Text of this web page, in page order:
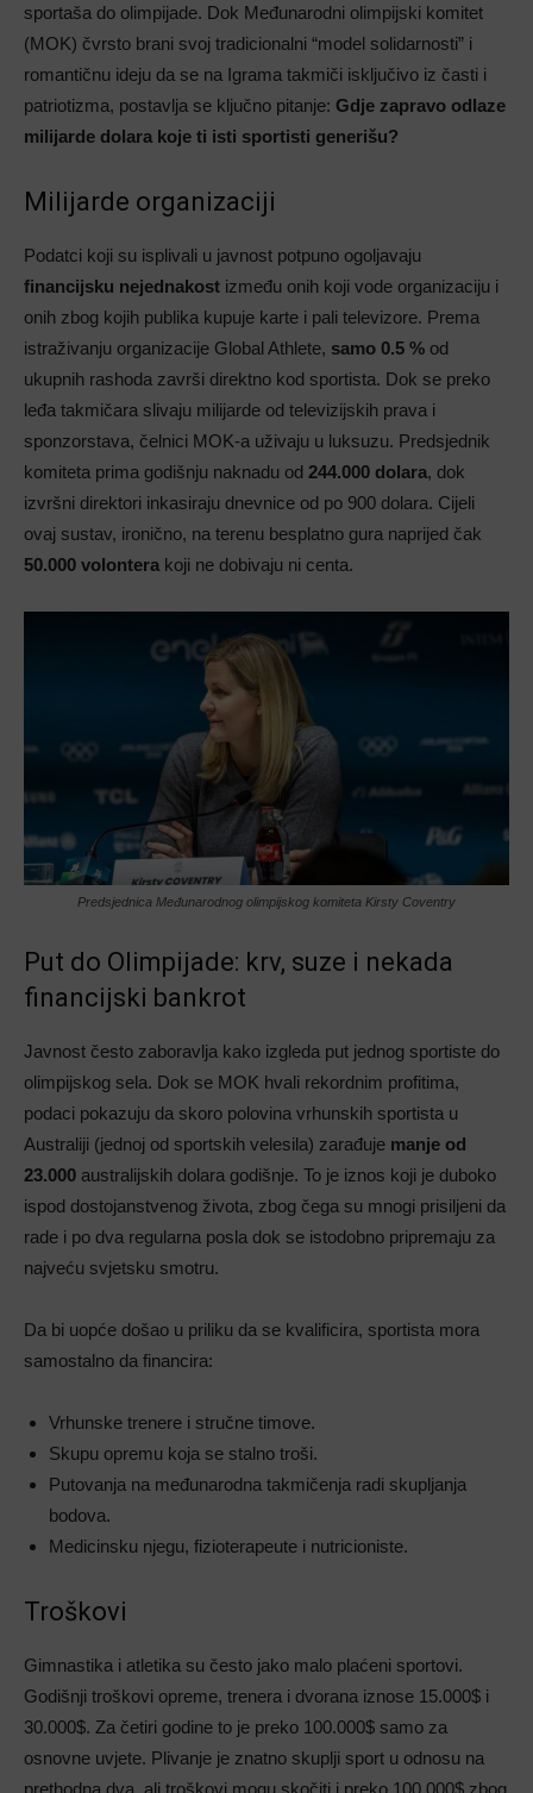
sportaša do olimpijade. Dok Međunarodni olimpijski komitet
(MOK) čvrsto brani svoj tradicionalni “model solidarnosti” i
romantičnu ideju da se na Igrama takmiči isključivo iz časti i
patriotizma, postavlja se ključno pitanje: Gdje zapravo odlaze
milijarde dolara koje ti isti sportisti generišu?
Milijarde organizaciji
Podatci koji su isplivali u javnost potpuno ogoljavaju
financijsku nejednakost između onih koji vode organizaciju i
onih zbog kojih publika kupuje karte i pali televizore. Prema
istraživanju organizacije Global Athlete, samo 0.5 % od
ukupnih rashoda završi direktno kod sportista. Dok se preko
leđa takmičara slivaju milijarde od televizijskih prava i
sponzorstava, čelnici MOK-a uživaju u luksuzu. Predsjednik
komiteta prima godišnju naknadu od 244.000 dolara, dok
izvršni direktori inkasiraju dnevnice od po 900 dolara. Cijeli
ovaj sustav, ironično, na terenu besplatno gura naprijed čak
50.000 volontera koji ne dobivaju ni centa.
Predsjednica Međunarodnog olimpijskog komiteta Kirsty Coventry
Put do Olimpijade: krv, suze i nekada
financijski bankrot
Javnost često zaboravlja kako izgleda put jednog sportiste do
olimpijskog sela. Dok se MOK hvali rekordnim profitima,
podaci pokazuju da skoro polovina vrhunskih sportista u
Australiji (jednoj od sportskih velesila) zarađuje manje od
23.000 australijskih dolara godišnje. To je iznos koji je duboko
ispod dostojanstvenog života, zbog čega su mnogi prisiljeni da
rade i po dva regularna posla dok se istodobno pripremaju za
najveću svjetsku smotru.
Da bi uopće došao u priliku da se kvalificira, sportista mora
samostalno da financira:
Vrhunske trenere i stručne timove.
Skupu opremu koja se stalno troši.
Putovanja na međunarodna takmičenja radi skupljanja
bodova.
Medicinsku njegu, fizioterapeute i nutricioniste.
Troškovi
Gimnastika i atletika su često jako malo plaćeni sportovi.
Godišnji troškovi opreme, trenera i dvorana iznose 15.000$ i
30.000$. Za četiri godine to je preko 100.000$ samo za
osnovne uvjete. Plivanje je znatno skuplji sport u odnosu na
prethodna dva, ali troškovi mogu skočiti i preko 100.000$ zbog